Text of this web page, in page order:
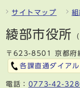
サイトマップ 組
綾部市役所
〒623-8501 京都府
各課直通ダイアル
電話： 0773-42-